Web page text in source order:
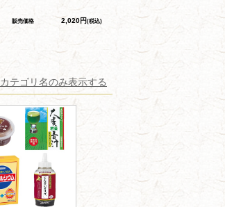
販売価格 2,020円(税込)
カテゴリ名のみ表示する